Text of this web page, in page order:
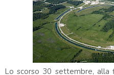
Lo scorso 30 settembre, alla